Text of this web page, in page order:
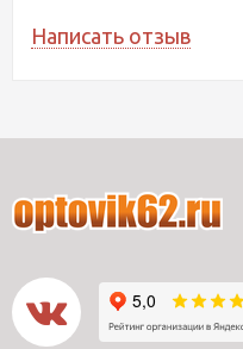
Написать отзыв